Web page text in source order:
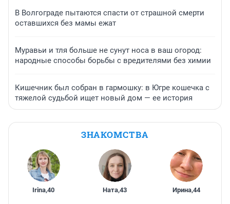
В Волгограде пытаются спасти от страшной смерти
оставшихся без мамы ежат
Муравьи и тля больше не сунут носа в ваш огород:
народные способы борьбы с вредителями без химии
Кишечник был собран в гармошку: в Югре кошечка с
тяжелой судьбой ищет новый дом — ее история
ЗНАКОМСТВА
Irina,40 Ната,43 Ирина,44